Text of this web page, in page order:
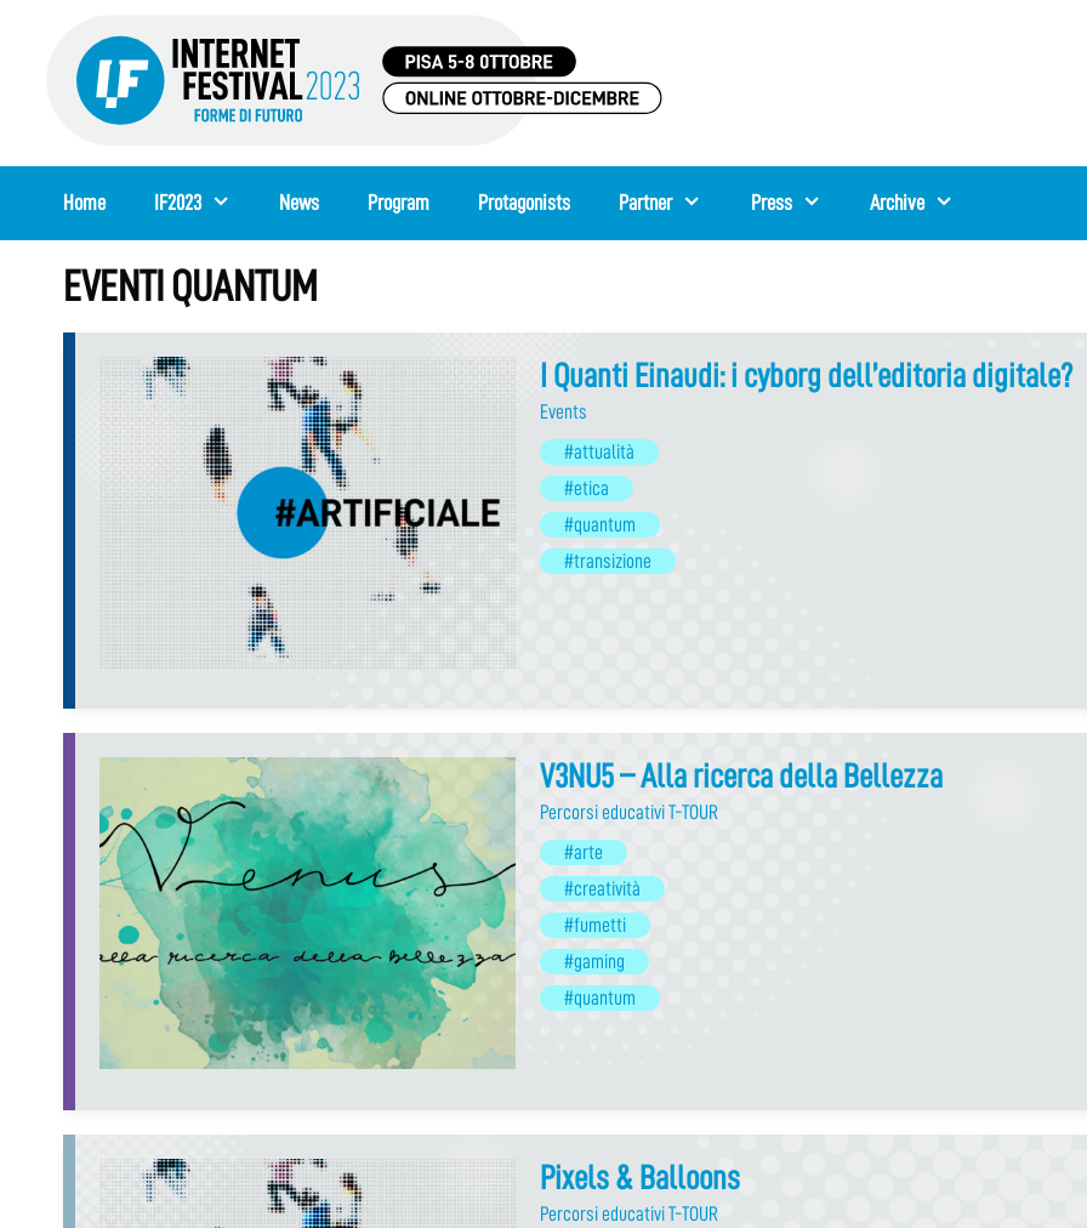
Home IF2023 News Program Protagonists Partner Press Archive
EVENTI QUANTUM
I Quanti Einaudi: i cyborg dell’editoria digitale?
Events
#attualità
#etica
#quantum
#transizione
V3NU5 – Alla ricerca della Bellezza
Percorsi educativi T-TOUR
#arte
#creatività
#fumetti
#gaming
#quantum
Pixels & Balloons
Percorsi educativi T-TOUR